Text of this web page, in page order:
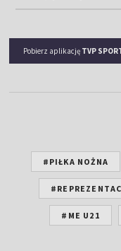
Pobierz aplikację TVP
#PIŁKA NOŻNA
#ME U21